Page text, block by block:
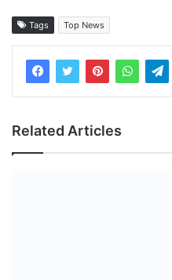
Tags Top News
Related Articles